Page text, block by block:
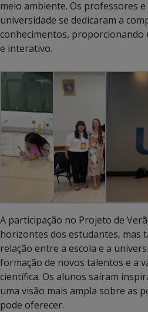
meio ambiente. Os professores
universidade se dedicaram a
conhecimentos,
e interativo.
A participação no Projeto de
horizontes dos estudantes, mas
relação entre a escola e a
formação de novos talentos e a
científica. Os alunos saíram
uma visão mais ampla sobre as
pode oferecer.